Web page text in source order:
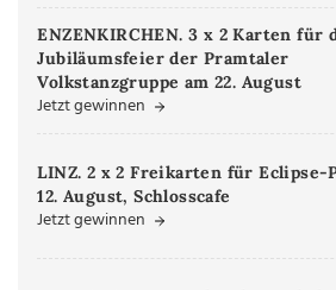
ENZENKIRCHEN. 3 x 2 Karten für
Jubiläumsfeier der Pramtaler
Volkstanzgruppe am 22. August
Jetzt gewinnen
LINZ. 2 x 2 Freikarten für Eclipse-
12. August, Schlosscafe
Jetzt gewinnen